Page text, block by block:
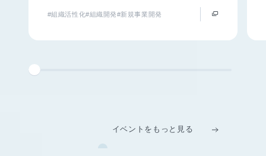
#組織活性化#組織開発#新規事業開発
イベントをもっと見る